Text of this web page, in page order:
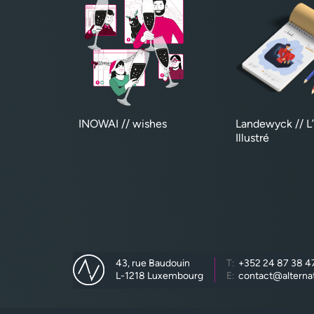
INOWAI // wishes
Landewyck //
Illustré
43, rue Baudouin
L-1218 Luxembourg
T: +352 24 87 38
E: